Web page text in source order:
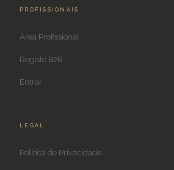
PROFISSIONAIS
Área Profissional
Registo B2B
Entrar
LEGAL
Política de Privacidade